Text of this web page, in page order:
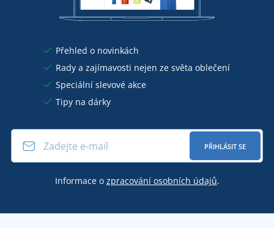
Přehled o novinkách
Rady a zajímavosti nejen ze světa oblečení
Speciální slevové akce
Tipy na dárky
PŘIHLÁSIT SE
Informace o zpracování osobních údajů.